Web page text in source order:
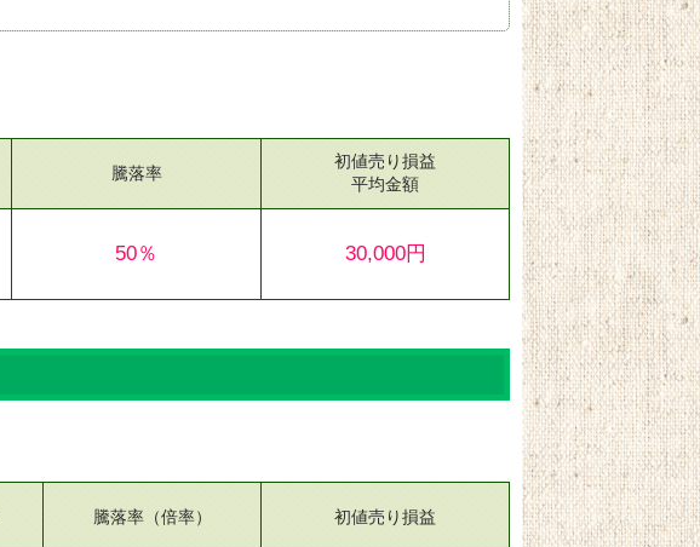
騰落率
50％
初値売り損益
平均金額
30,000円
騰落率（倍率） 初値売り損益